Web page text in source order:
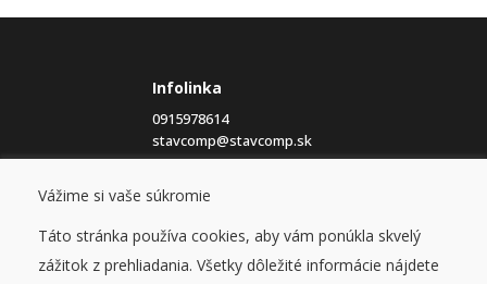
Infolinka
0915978614
stavcomp@stavcomp.sk
Eshop
Ochrana osobných údajov
Cookies
Vážime si vaše súkromie
Táto stránka používa cookies, aby vám ponúkla skvelý
zážitok z prehliadania. Všetky dôležité informácie nájdete